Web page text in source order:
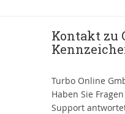
Kontakt zu
Turbo Online
Haben Sie
Support